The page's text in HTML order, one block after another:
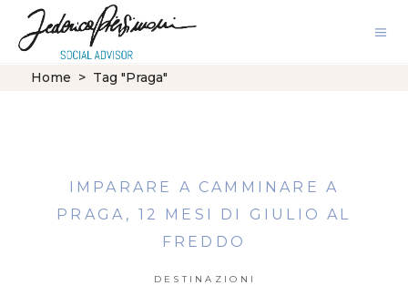
Home > Tag "Praga"
IMPARARE A CAMMINARE A
PRAGA, 12 MESI DI GIULIO AL
FREDDO
DESTINAZIONI